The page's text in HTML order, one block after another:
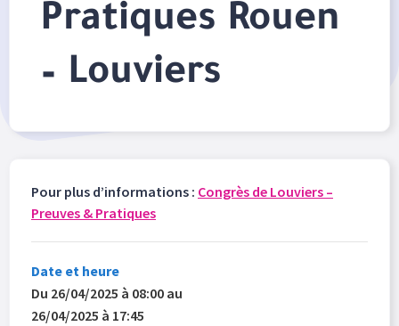
Pratiques Rouen
– Louviers
Pour plus d’informations : Congrès de Louviers –
Preuves & Pratiques
Date et heure
Du 26/04/2025 à 08:00 au
26/04/2025 à 17:45